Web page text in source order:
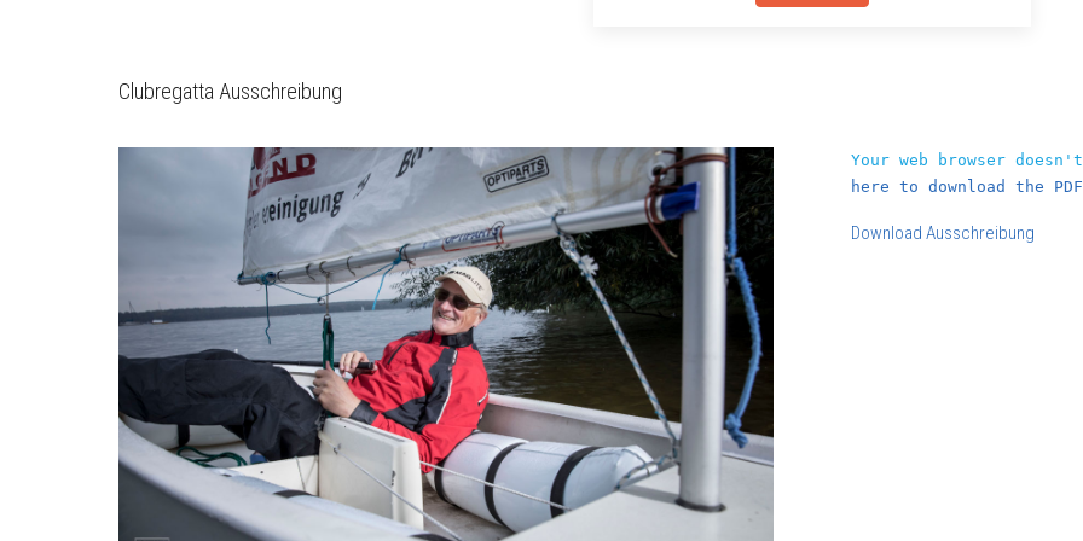
Clubregatta Ausschreibung
Your web browser
here to download the
Download Ausschreibung